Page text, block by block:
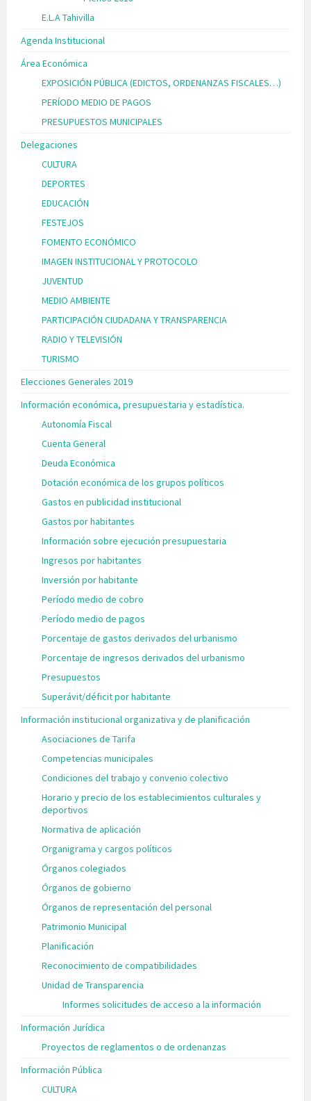
E.L.A Tahivilla
Agenda Institucional
Área Económica
EXPOSICIÓN PÚBLICA (EDICTOS, ORDENANZAS FISCALES…)
PERÍODO MEDIO DE PAGOS
PRESUPUESTOS MUNICIPALES
Delegaciones
CULTURA
DEPORTES
EDUCACIÓN
FESTEJOS
FOMENTO ECONÓMICO
IMAGEN INSTITUCIONAL Y PROTOCOLO
JUVENTUD
MEDIO AMBIENTE
PARTICIPACIÓN CIUDADANA Y TRANSPARENCIA
RADIO Y TELEVISIÓN
TURISMO
Elecciones Generales 2019
Información económica, presupuestaria y estadística.
Autonomía Fiscal
Cuenta General
Deuda Económica
Dotación económica de los grupos políticos
Gastos en publicidad institucional
Gastos por habitantes
Información sobre ejecución presupuestaria
Ingresos por habitantes
Inversión por habitante
Período medio de cobro
Período medio de pagos
Porcentaje de gastos derivados del urbanismo
Porcentaje de ingresos derivados del urbanismo
Presupuestos
Superávit/déficit por habitante
Información institucional organizativa y de planificación
Asociaciones de Tarifa
Competencias municipales
Condiciones del trabajo y convenio colectivo
Horario y precio de los establecimientos culturales y
deportivos
Normativa de aplicación
Organigrama y cargos políticos
Órganos colegiados
Órganos de gobierno
Órganos de representación del personal
Patrimonio Municipal
Planificación
Reconocimiento de compatibilidades
Unidad de Transparencia
Informes solicitudes de acceso a la información
Información Jurídica
Proyectos de reglamentos o de ordenanzas
Información Pública
CULTURA